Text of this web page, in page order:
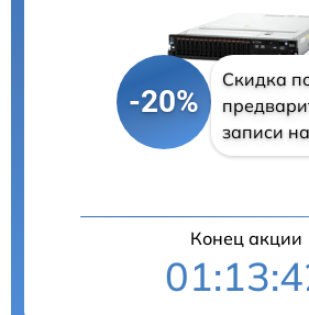
-20%
Скидка
записи
Конец акции